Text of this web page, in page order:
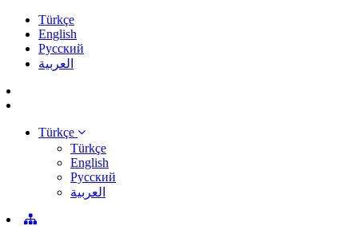
Türkçe
English
Pусский
العربية
Türkçe
Türkçe
English
Pусский
العربية